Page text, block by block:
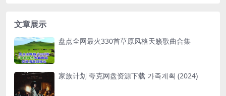
文章展示
盘点全网最火330首草原风格天籁歌曲合集
家族计划 夸克网盘资源下载 가족계획 (2024)